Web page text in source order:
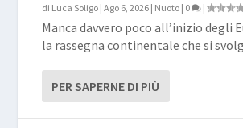
di Luca Soligo |Ago 6, 2026 | Nuoto | 0 |
Manca davvero poco all’inizio degli
la rassegna continentale che si
PER SAPERNE DI PIÙ